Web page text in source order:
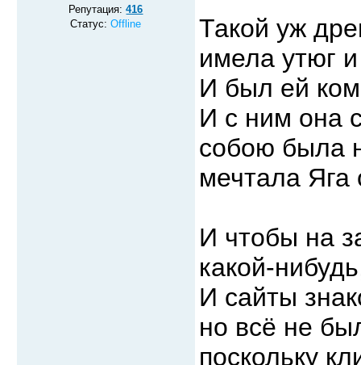
Репутация:416
Статус:Offline
Такой уж
имела утюг
И был ей
И с ним она
собою была
мечтала Яга
И чтобы на
какой-
И сайты
но всё не
поскольку